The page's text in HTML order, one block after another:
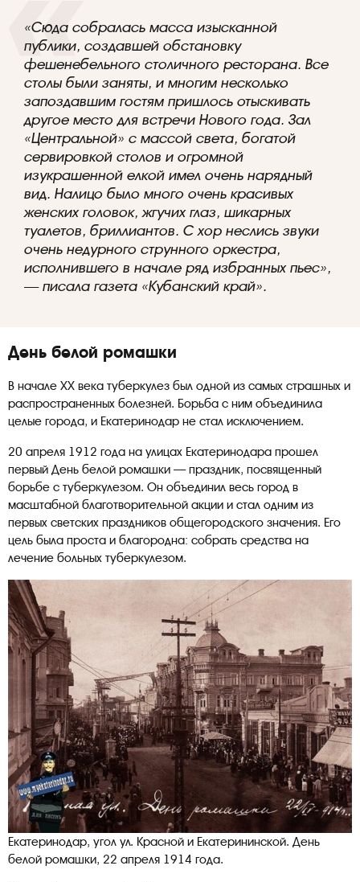
«Сюда собралась масса изысканной
публики, создавшей обстановку
фешенебельного столичного ресторана. Все
столы были заняты, и многим несколько
запоздавшим гостям пришлось отыскивать
другое место для встречи Нового года. Зал
«Центральной» с массой света, богатой
сервировкой столов и огромной
изукрашенной елкой имел очень нарядный
вид. Налицо было много очень красивых
женских головок, жгучих глаз, шикарных
туалетов, бриллиантов. С хор неслись звуки
очень недурного струнного оркестра,
исполнившего в начале ряд избранных пьес»,
—писала газета «Кубанский край».
День белой ромашки
В начале XX века туберкулез был одной из самых страшных и
распространенных болезней. Борьба с ним объединила
целые города, и Екатеринодар не стал исключением.
20 апреля 1912 года на улицах Екатеринодара прошел
первый День белой ромашки — праздник, посвященный
борьбе с туберкулезом. Он объединил весь город в
масштабной благотворительной акции и стал одним из
первых светских праздников общегородского значения. Его
цель была проста и благородна: собрать средства на
лечение больных туберкулезом.
Екатеринодар, угол ул. Красной и Екатерининской. День
белой ромашки, 22 апреля 1914 года.